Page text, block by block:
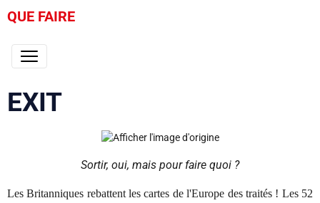
QUE FAIRE
EXIT
Sortir, oui, mais pour faire quoi ?
Les Britanniques rebattent les cartes de l'Europe des traités ! Les 52